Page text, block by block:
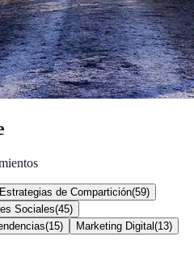
Estrategias de Compartición(59)
Sociales(45)
(15) Marketing Digital (13)